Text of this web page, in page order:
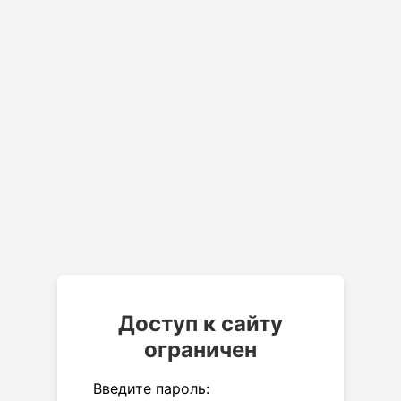
Доступ к сайту
ограничен
Введите пароль: